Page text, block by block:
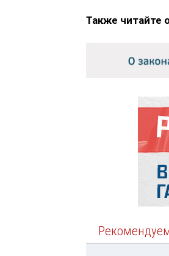
Также читайте